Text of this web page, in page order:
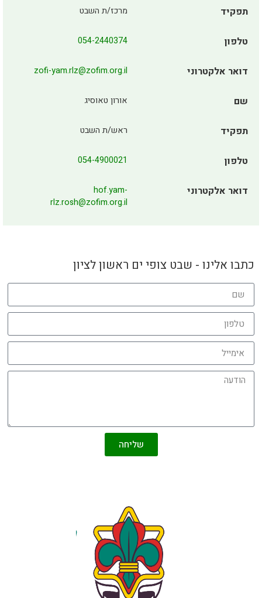
תפקיד מרכז/ת השבט
טלפון 054-2440374
דואר אלקטרוני zofi-yam.rlz@zofim.org.il
שם אורון טאוסיג
תפקיד ראש/ת השבט
טלפון 054-4900021
דואר אלקטרוני
hof.yam-
rlz.rosh@zofim.org.il
כתבו אלינו - שבט צופי ים ראשון לציון
שליחה